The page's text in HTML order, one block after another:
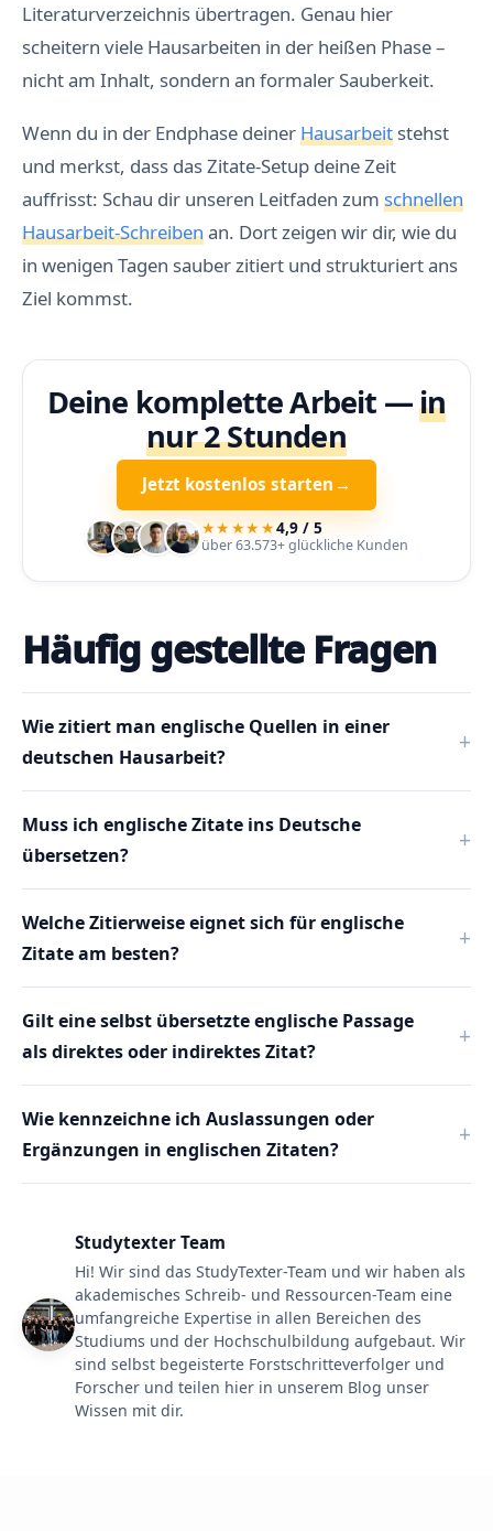
Literaturverzeichnis übertragen. Genau hier
scheitern viele Hausarbeiten in der heißen Phase –
nicht am Inhalt, sondern an formaler Sauberkeit.
Wenn du in der Endphase deinerHausarbeit stehst
und merkst, dass das Zitate-Setup deine Zeit
auffrisst: Schau dir unseren Leitfaden zum schnellen
Hausarbeit-Schreibenan. Dort zeigen wir dir, wie du
in wenigen Tagen sauber zitiert und strukturiert ans
Ziel kommst.
Deine komplette Arbeit —in
nur 2 Stunden
Jetzt kostenlos starten →
★★★★★4,9 / 5
über 63.573+ glückliche Kunden
Häufig gestellte Fragen
Wie zitiert man englische Quellen in einer
deutschen Hausarbeit?
Muss ich englische Zitate ins Deutsche
übersetzen?
Welche Zitierweise eignet sich für englische
Zitate am besten?
Gilt eine selbst übersetzte englische Passage
als direktes oder indirektes Zitat?
Wie kennzeichne ich Auslassungen oder
Ergänzungen in englischen Zitaten?
Studytexter Team
Hi! Wir sind das StudyTexter-Team und wir haben als
akademisches Schreib- und Ressourcen-Team eine
umfangreiche Expertise in allen Bereichen des
Studiums und der Hochschulbildung aufgebaut. Wir
sind selbst begeisterte Forstschritteverfolger und
Forscher und teilen hier in unserem Blog unser
Wissen mit dir.